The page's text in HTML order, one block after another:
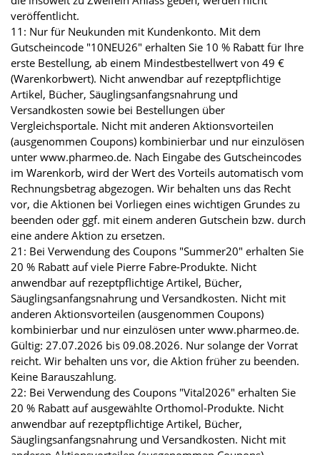
veröffentlicht.
11: Nur für Neukunden mit Kundenkonto. Mit dem
Gutscheincode "10NEU26" erhalten Sie 10 % Rabatt für Ihre
erste Bestellung, ab einem Mindestbestellwert von 49 €
(Warenkorbwert). Nicht anwendbar auf rezeptpflichtige
Artikel, Bücher, Säuglingsanfangsnahrung und
Versandkosten sowie bei Bestellungen über
Vergleichsportale. Nicht mit anderen Aktionsvorteilen
(ausgenommen Coupons) kombinierbar und nur einzulösen
unter www.pharmeo.de. Nach Eingabe des Gutscheincodes
im Warenkorb, wird der Wert des Vorteils automatisch vom
Rechnungsbetrag abgezogen. Wir behalten uns das Recht
vor, die Aktionen bei Vorliegen eines wichtigen Grundes zu
beenden oder ggf. mit einem anderen Gutschein bzw. durch
eine andere Aktion zu ersetzen.
21: Bei Verwendung des Coupons "Summer20" erhalten Sie
20 % Rabatt auf viele Pierre Fabre-Produkte. Nicht
anwendbar auf rezeptpflichtige Artikel, Bücher,
Säuglingsanfangsnahrung und Versandkosten. Nicht mit
anderen Aktionsvorteilen (ausgenommen Coupons)
kombinierbar und nur einzulösen unter www.pharmeo.de.
Gültig: 27.07.2026 bis 09.08.2026. Nur solange der Vorrat
reicht. Wir behalten uns vor, die Aktion früher zu beenden.
Keine Barauszahlung.
22: Bei Verwendung des Coupons "Vital2026" erhalten Sie
20 % Rabatt auf ausgewählte Orthomol-Produkte. Nicht
anwendbar auf rezeptpflichtige Artikel, Bücher,
Säuglingsanfangsnahrung und Versandkosten. Nicht mit